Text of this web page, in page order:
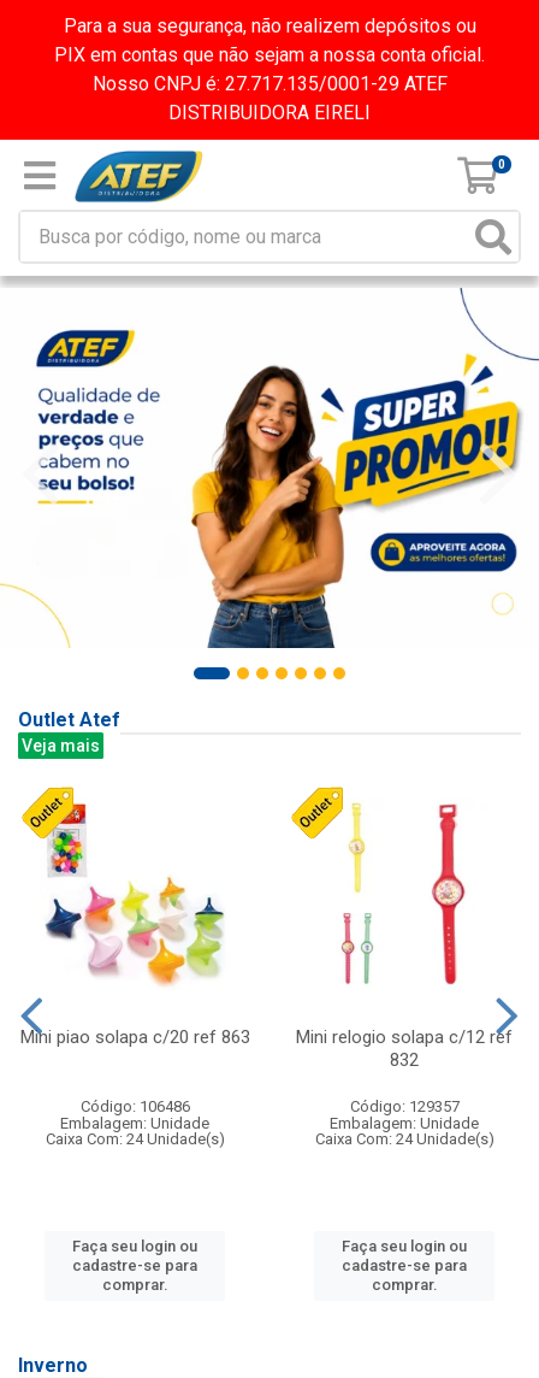
Para a sua segurança, não realizem depósitos ou
PIX em contas que não sejam a nossa conta oficial.
Nosso CNPJ é: 27.717.135/0001-29 ATEF
DISTRIBUIDORA EIRELI
0
Outlet Atef
Veja mais
Mini piao solapa c/20 ref 863
Código: 106486
Embalagem: Unidade
Caixa Com: 24 Unidade(s)
Faça seu login ou
cadastre-se para
comprar.
Mini relogio solapa c/12 ref
832
Código: 129357
Embalagem: Unidade
Caixa Com: 24 Unidade(s)
Faça seu login ou
cadastre-se para
comprar.
Inverno